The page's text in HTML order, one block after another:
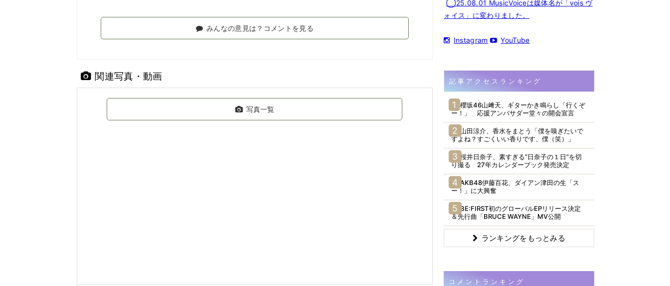
みんなの意見は？コメントを見る
関連写真・動画
写真一覧
◯25.08.01 MusicVoiceは媒体名が「vois ヴ
ォイス」に変わりました。
Instagram YouTube
記事アクセスランキング
櫻坂46山﨑天、ギターかき鳴らし「行くぞ
ー！」 応援アンバサダー堂々の開会宣言
山田涼介、香水をまとう「僕を嗅ぎたいで
すよね？すごくいい香りです、僕（笑）」
桜井日奈子、素すぎる“日奈子の１日”を切
り撮る 27年カレンダーブック発売決定
AKB48伊藤百花、ダイアン津田の生「ス
ー！」に大興奮
BE:FIRST初のグローバルEPリリース決定
＆先行曲「BRUCE WAYNE」MV公開
ランキングをもっとみる
コメントランキング